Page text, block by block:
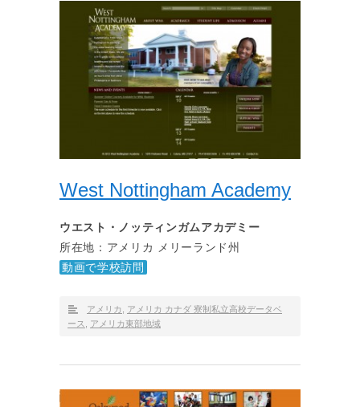
West Nottingham Academy
ウエスト・ノッティンガムアカデミー
所在地：アメリカ メリーランド州
動画で学校訪問
アメリカ
アメリカ カナダ 寮制私立高校データベ
ース
アメリカ東部地域